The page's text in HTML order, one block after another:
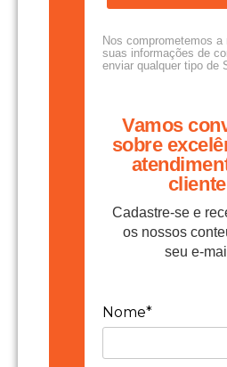
Nos comprometemos a
suas informações de
enviar qualquer tipo de
Vamos
sobre
Cadastre-se e
os nossos
seu e-
Nome*